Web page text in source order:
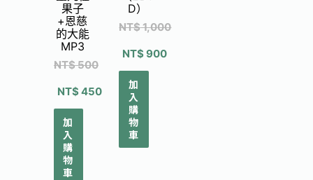
果子
+恩慈
的大能
MP3
NT$500
NT$450
加
入
購
物
車
D）
NT$1,000
NT$900
加
入
購
物
車